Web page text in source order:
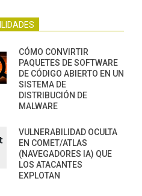
CÓMO CONVIRTIR
PAQUETES DE SOFTWARE
DE CÓDIGO ABIERTO EN UN
SISTEMA DE
DISTRIBUCIÓN DE
MALWARE
VULNERABILIDAD OCULTA
EN COMET/ATLAS
(NAVEGADORES IA) QUE
LOS ATACANTES
EXPLOTAN